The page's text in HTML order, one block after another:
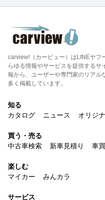
carview!（カービュー）はLINEヤフ
らゆる情報やサービスを提供する
報から、ユーザーや専門家のリアル
多く掲載しています。
知る
カタログ
ニュース オリジ
買う・売る
中古車検索
新車見積り 車
楽しむ
マイカー
みんカラ
サービス